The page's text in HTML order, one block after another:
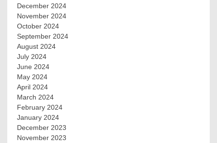
December 2024
November 2024
October 2024
September 2024
August 2024
July 2024
June 2024
May 2024
April 2024
March 2024
February 2024
January 2024
December 2023
November 2023